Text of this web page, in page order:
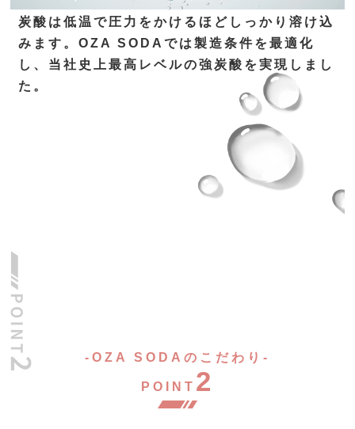
炭酸は低温で圧力をかけるほどしっかり溶け込
みます。OZA SODAでは製造条件を最適化
し、当社史上最高レベルの強炭酸を実現しまし
た。
-OZA SODAのこだわり-
POINT 2